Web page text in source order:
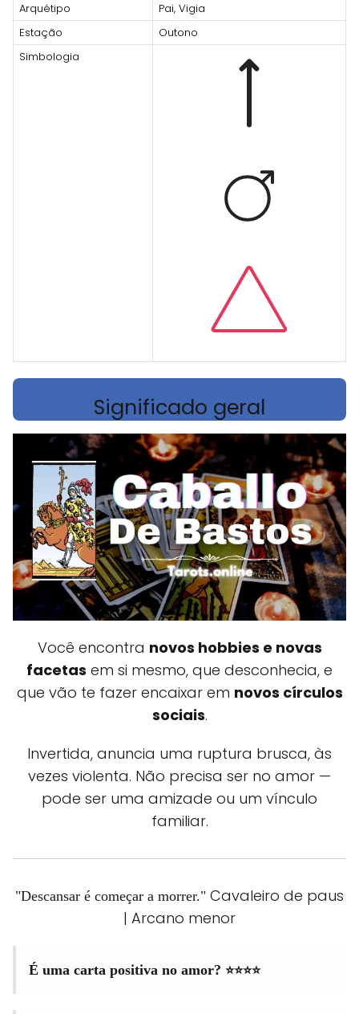
Arquétipo
Pai, Vigia
Estação
Outono
Simbologia
Significado geral
Você encontra novos hobbies e novas
facetas em si mesmo, que desconhecia, e
que vão te fazer encaixar em novos círculos
sociais.
Invertida, anuncia uma ruptura brusca, às
vezes violenta. Não precisa ser no amor —
pode ser uma amizade ou um vínculo
familiar.
"Descansar é começar a morrer." Cavaleiro de paus
| Arcano menor
É uma carta positiva no amor? ⭐⭐⭐⭐